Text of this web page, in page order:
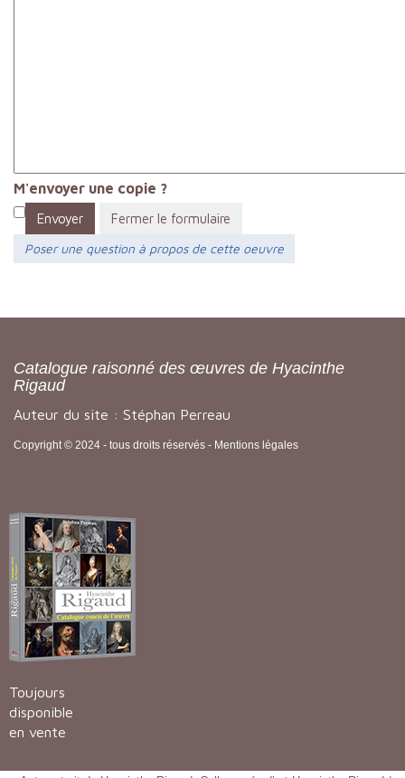
M'envoyer une copie ?
Envoyer
Fermer le formulaire
Poser une question à propos de cette oeuvre
Catalogue raisonné des œuvres de Hyacinthe
Rigaud
Auteur du site : Stéphan Perreau
Copyright © 2024 - tous droits réservés - Mentions légales
Toujours
disponible
en vente